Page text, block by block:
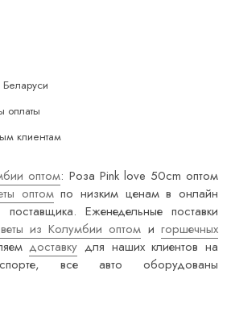
оплаты
клиентам
оптом: Роза Pink love 50cm оптом
оптомпо низким ценам в онлайн
поставщика. Еженедельные поставки
из Колумбии оптом игоршечных
доставку для наших клиентов на
все авто оборудованы